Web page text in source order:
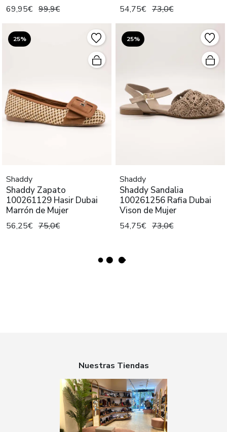
69,95€ 99,9€ 54,75€ 73,0€
25%
Shaddy
Shaddy Zapato
100261129 Hasir Dubai
Marrón de Mujer
56,25€ 75,0€
25%
Shaddy
Shaddy Sandalia
100261256 Rafia Dubai
Vison de Mujer
54,75€ 73,0€
Nuestras Tiendas